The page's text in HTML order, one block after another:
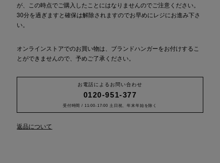
が、この時点でご購入したことにはなりませんのでご注意ください。
30分を過ぎますと確保は解除されますのでお早めにレジにお進み下さ
い。
オンラインストアでのお買い物は、ブランドハンガーをお付けするこ
とができませんので、予めご了承ください。
お電話によるお問い合わせ
0120-951-377
受付時間 / 11:00-17:00 土日祝、年末年始を除く
返品について